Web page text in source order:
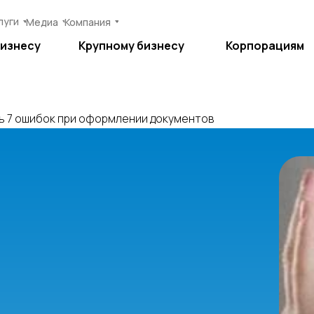
Медиа Компания
Корпорациям
Крупному бизнесу
Медиа Компания
Крупному бизнесу Корпорациям
7 ошибок при оформлении документов